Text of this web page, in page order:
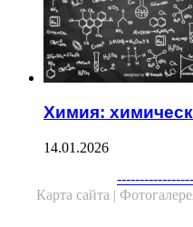
Химия:
14.01.2026
Карта сайта |